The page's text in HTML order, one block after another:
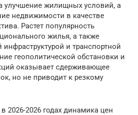
улучшение жилищных условий, а
недвижимости в качестве
Растет популярность
жилья, а также
инфраструктурой и транспортной
геополитической обстановки и
оказывает сдерживающее
но не приводит к резкому
2026-2026 годах динамика цен